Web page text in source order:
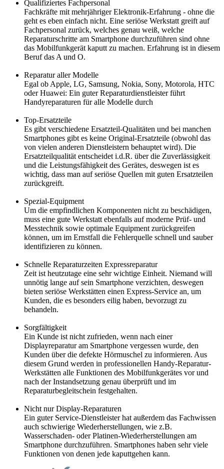
Qualifiziertes Fachpersonal
Fachkräfte mit mehrjähriger Elektronik-Erfahrung - ohne die
geht es eben einfach nicht. Eine seriöse Werkstatt greift auf
Fachpersonal zurück, welches genau weiß, welche
Reparaturschritte am Smartphone durchzuführen sind ohne
das Mobilfunkgerät kaputt zu machen. Erfahrung ist in diesem
Beruf das A und O.
Reparatur aller Modelle
Egal ob Apple, LG, Samsung, Nokia, Sony, Motorola, HTC
oder Huawei: Ein guter Reparaturdienstleister führt
Handyreparaturen für alle Modelle durch
Top-Ersatzteile
Es gibt verschiedene Ersatzteil-Qualitäten und bei manchen
Smartphones gibt es keine Original-Ersatzteile (obwohl das
von vielen anderen Dienstleistern behauptet wird). Die
Ersatzteilqualität entscheidet i.d.R. über die Zuverlässigkeit
und die Leistungsfähigkeit des Gerätes, deswegen ist es
wichtig, dass man auf seriöse Quellen mit guten Ersatzteilen
zurückgreift.
Spezial-Equipment
Um die empfindlichen Komponenten nicht zu beschädigen,
muss eine gute Werkstatt ebenfalls auf moderne Prüf- und
Messtechnik sowie optimale Equipment zurückgreifen
können, um im Ernstfall die Fehlerquelle schnell und sauber
identifizieren zu können.
Schnelle Reparaturzeiten Expressreparatur
Zeit ist heutzutage eine sehr wichtige Einheit. Niemand will
unnötig lange auf sein Smartphone verzichten, deswegen
bieten seriöse Werkstätten einen Express-Service an, um
Kunden, die es besonders eilig haben, bevorzugt zu
behandeln.
Sorgfältigkeit
Ein Kunde ist nicht zufrieden, wenn nach einer
Displayreparatur am Smartphone vergessen wurde, den
Kunden über die defekte Hörmuschel zu informieren. Aus
diesem Grund werden in professionellen Handy-Reparatur-
Werkstätten alle Funktionen des Mobilfunkgerätes vor und
nach der Instandsetzung genau überprüft und im
Reparaturbegleitschein festgehalten.
Nicht nur Display-Reparaturen
Ein guter Service-Dienstleister hat außerdem das Fachwissen
auch schwierige Wiederherstellungen, wie z.B.
Wasserschaden- oder Platinen-Wiederherstellungen am
Smartphone durchzuführen. Smartphones haben sehr viele
Funktionen von denen jede kaputtgehen kann.